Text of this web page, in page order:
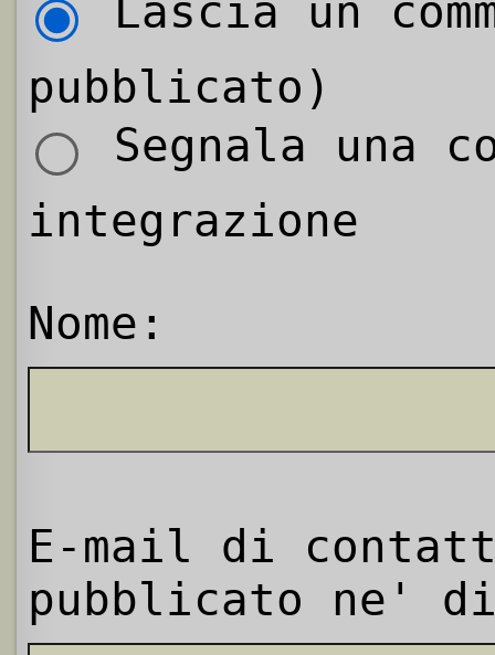
Lascia un
pubblicato)
Segnala una
integrazione
Nome:
E-mail di
pubblicato ne'